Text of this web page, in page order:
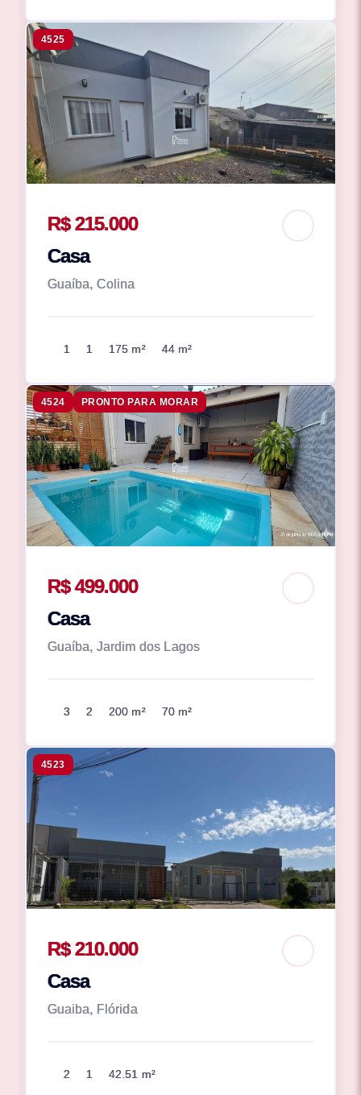
4525
R$ 215.000
Casa
Guaíba, Colina
1 1 175 m² 44 m²
4524 PRONTO PARA MORAR
R$ 499.000
Casa
Guaíba, Jardim dos Lagos
3 2 200 m² 70 m²
4523
R$ 210.000
Casa
Guaiba, Flórida
2 1 42.51 m²